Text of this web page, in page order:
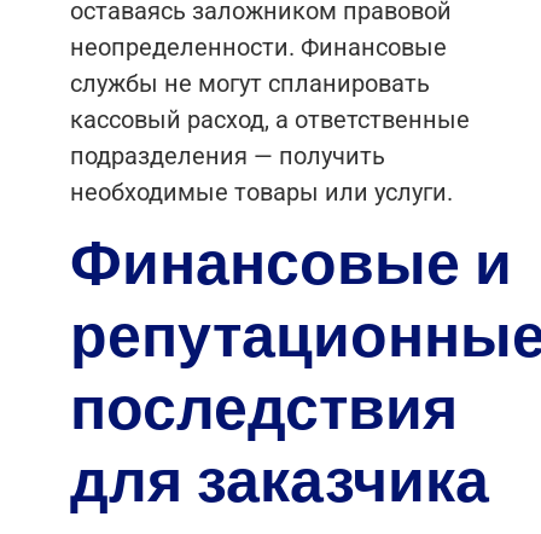
оставаясь заложником правовой
неопределенности. Финансовые
службы не могут спланировать
кассовый расход, а ответственные
подразделения — получить
необходимые товары или услуги.
Финансовые и
последствия
для заказчика